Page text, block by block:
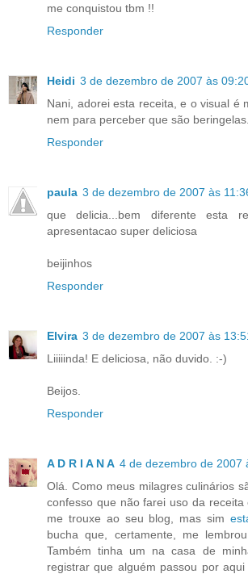
me conquistou tbm !!
Responder
Heidi 3 de dezembro de 2007 às
Nani, adorei esta receita, e o visual é
nem para perceber que são
Responder
paula 3 de dezembro de 2007 às
que delicia...bem diferente esta
apresentacao super deliciosa
beijinhos
Responder
Elvira 3 de dezembro de 2007 às
Liiiiinda! E deliciosa, não duvido. :-)
Beijos.
Responder
A D R I A N A 4 de dezembro de 2007
Olá. Como meus milagres culinários
confesso que não farei uso da
me trouxe ao seu blog, mas sim
bucha que, certamente, me
Também tinha um na casa de
registrar que alguém passou por